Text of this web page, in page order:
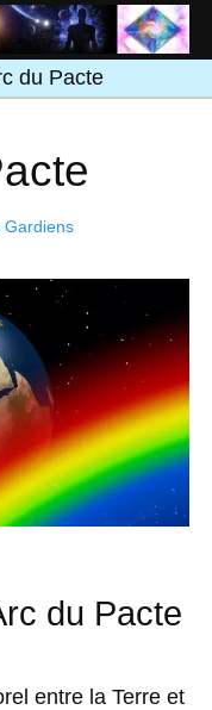
du Pacte
Gardiens
du Pacte
entre la Terre et